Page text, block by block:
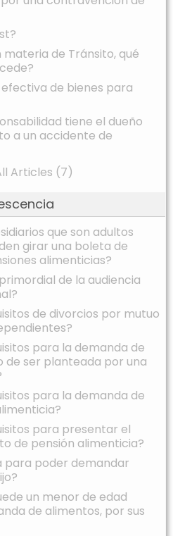
materia de Tránsito, qué
efectiva de bienes para
tiene el dueño
a un accidente de
Articles (7)
que son adultos
girar una boleta de
alimenticias?
de la audiencia
de divorcios por mutuo
para la demanda de
de ser planteada por una
para la demanda de
para presentar el
de pensión alimenticia?
para poder demandar
un menor de edad
de alimentos, por sus